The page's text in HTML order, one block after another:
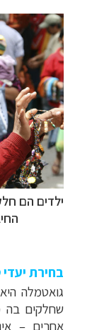
ילדים הם
בחירת
גואטמלה
שחלקים בה
אחרים –